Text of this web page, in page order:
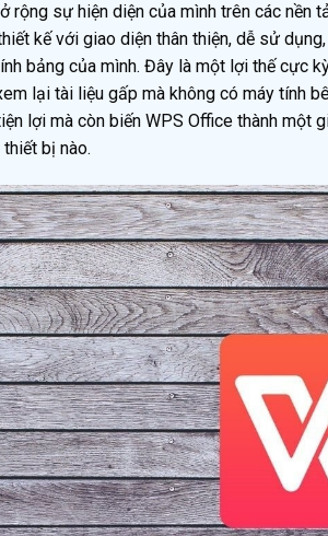
rộng sự hiện diện của mình trên các nền
kế với giao diện thân thiện, dễ sử
bảng của mình. Đây là một lợi thế cực
lại tài liệu gấp mà không có máy tính
lợi mà còn biến WPS Office thành một
bị nào.